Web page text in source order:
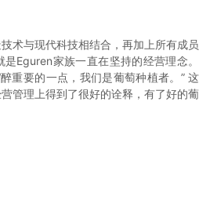
术与现代科技相结合，再加上所有成员
Eguren家族一直在坚持的经营理念。
重要的一点，我们是葡萄种植者。” 这
管理上得到了很好的诠释，有了好的葡